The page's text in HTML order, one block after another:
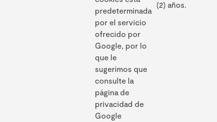
predeterminada
por el servicio
ofrecido por
Google, por lo
que le
sugerimos que
consulte la
página de
privacidad de
Google
(2) años.